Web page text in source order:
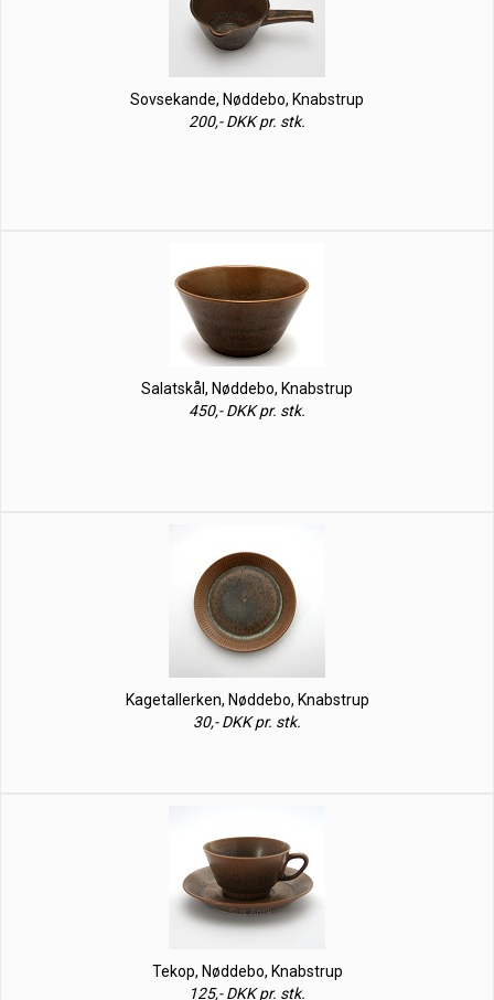
Sovsekande, Nøddebo, Knabstrup
200,- DKK pr. stk.
Salatskål, Nøddebo, Knabstrup
450,- DKK pr. stk.
Kagetallerken, Nøddebo, Knabstrup
30,- DKK pr. stk.
Tekop, Nøddebo, Knabstrup
125,- DKK pr. stk.